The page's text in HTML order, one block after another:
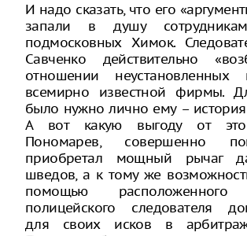
И надо сказать, что его
запали в душу
подмосковных Химок.
Савченко действительно
отношении неустановленных
всемирно известной фирмы.
было нужно лично ему – история
А вот какую выгоду от
Пономарев, совершенно
приобретал мощный рычаг
шведов, а к тому же
помощью
полицейского следователя
для своих исков в